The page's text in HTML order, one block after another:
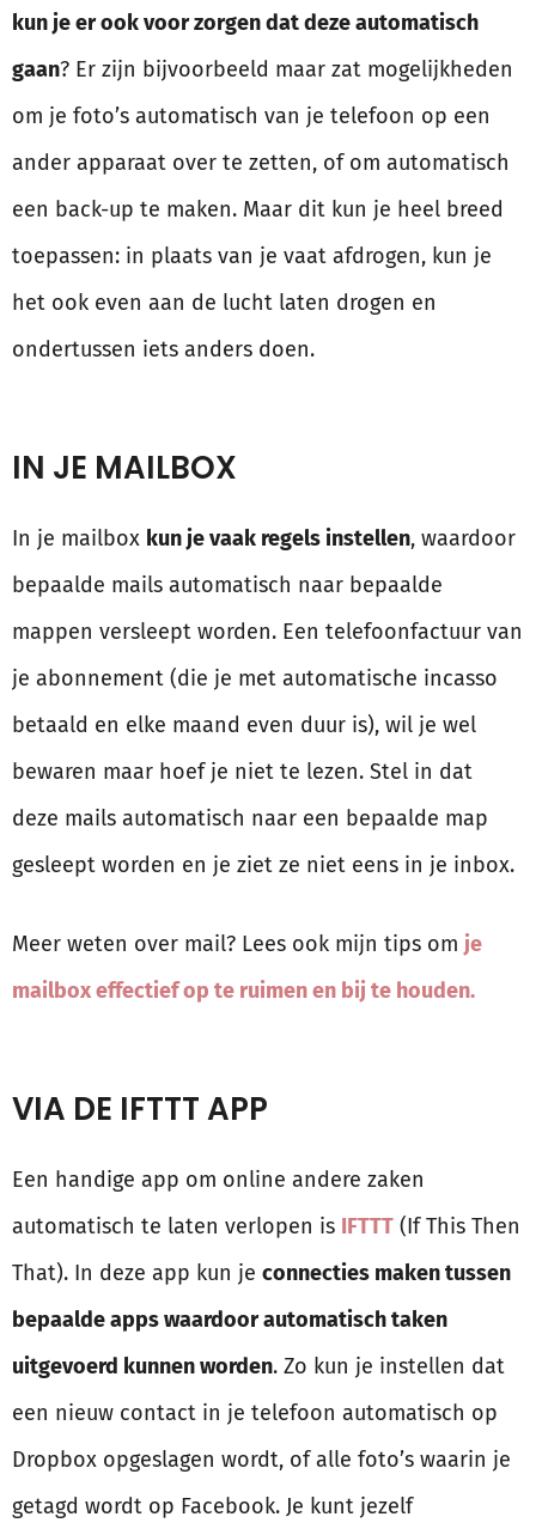
kun je er ook voor zorgen dat deze automatisch
gaan? Er zijn bijvoorbeeld maar zat mogelijkheden
om je foto’s automatisch van je telefoon op een
ander apparaat over te zetten, of om automatisch
een back-up te maken. Maar dit kun je heel breed
toepassen: in plaats van je vaat afdrogen, kun je
het ook even aan de lucht laten drogen en
ondertussen iets anders doen.
IN JE MAILBOX
In je mailbox kun je vaak regels instellen, waardoor
bepaalde mails automatisch naar bepaalde
mappen versleept worden. Een telefoonfactuur van
je abonnement (die je met automatische incasso
betaald en elke maand even duur is), wil je wel
bewaren maar hoef je niet te lezen. Stel in dat
deze mails automatisch naar een bepaalde map
gesleept worden en je ziet ze niet eens in je inbox.
Meer weten over mail? Lees ook mijn tips om je
mailbox effectief op te ruimen en bij te houden.
VIA DE IFTTT APP
Een handige app om online andere zaken
automatisch te laten verlopen is IFTTT (If This Then
That). In deze app kun je connecties maken tussen
bepaalde apps waardoor automatisch taken
uitgevoerd kunnen worden. Zo kun je instellen dat
een nieuw contact in je telefoon automatisch op
Dropbox opgeslagen wordt, of alle foto’s waarin je
getagd wordt op Facebook. Je kunt jezelf